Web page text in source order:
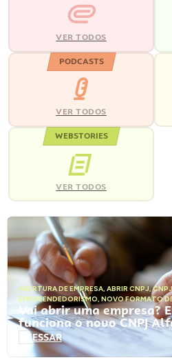
VER TODOS
PODCASTS
VER TODOS
WEBSTORIES
VER TODOS
ABERTURA DE EMPRESA, ABRIR CNPJ,
EMPREENDEDORISMO, NOVO FORMATO
Vai abrir uma empresa?
funciona o novo CNPJ
ACESSAR